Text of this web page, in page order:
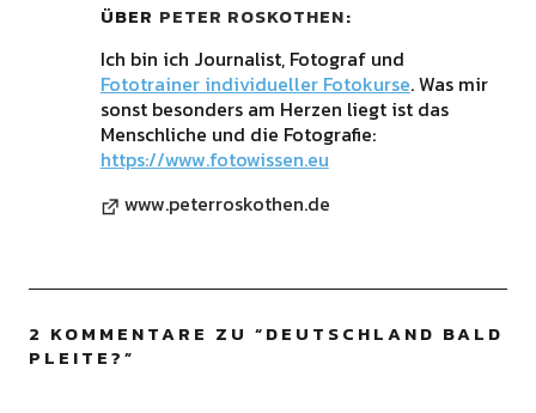
ÜBER PETER ROSKOTHEN
Ich bin ich Journalist, Fotograf und
Fototrainer individueller Fotokurse. Was mir
sonst besonders am Herzen liegt ist das
Menschliche und die Fotografie:
https://www.fotowissen.eu
www.peterroskothen.de
2 KOMMENTARE ZU “DEUTSCHLAND BALD
PLEITE?”